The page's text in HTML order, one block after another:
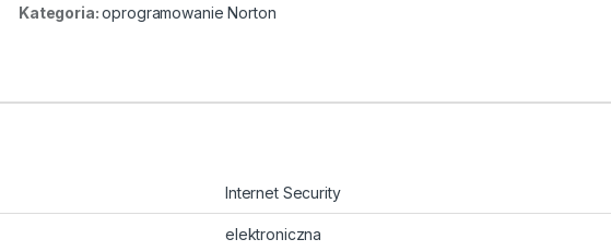
Kategoria:oprogramowanie Norton
Internet Security
elektroniczna